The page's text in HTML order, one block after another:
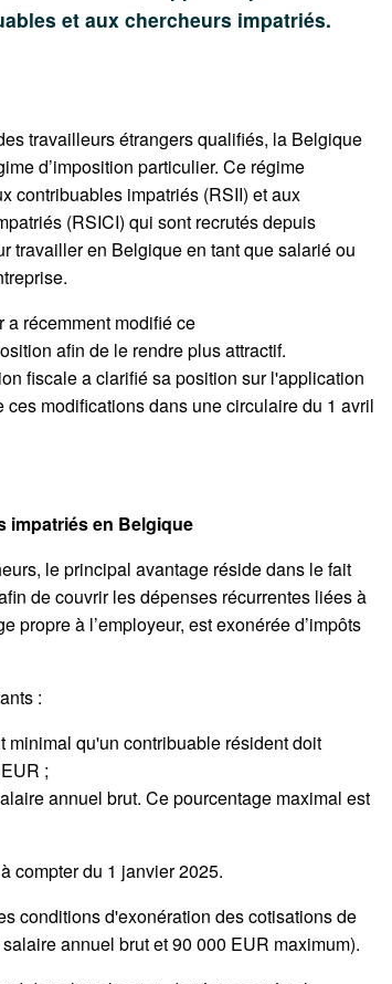
et aux chercheurs impatriés.
travailleurs étrangers qualifiés, la Belgique
d’imposition particulier. Ce régime
contribuables impatriés (RSII) et aux
(RSICI) qui sont recrutés depuis
travailler en Belgique en tant que salarié ou
a récemment modifié ce
afin de le rendre plus attractif.
fiscale a clarifié sa position sur l'application
ces modifications dans une circulaire du 1 avril
impatriés en Belgique
le principal avantage réside dans le fait
de couvrir les dépenses récurrentes liées à
propre à l’employeur, est exonérée d’impôts
:
minimal qu'un contribuable résident doit
;
annuel brut. Ce pourcentage maximal est
compter du 1 janvier 2025.
conditions d'exonération des cotisations de
annuel brut et 90 000 EUR maximum).